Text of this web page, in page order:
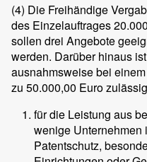
(4) Die Freihändige
des Einzelauftrages
sollen drei Angebote
werden. Darüber hinaus
ausnahmsweise bei
zu 50.000,00 Euro
für die Leistung aus
wenige Unternehmen
Patentschutz,